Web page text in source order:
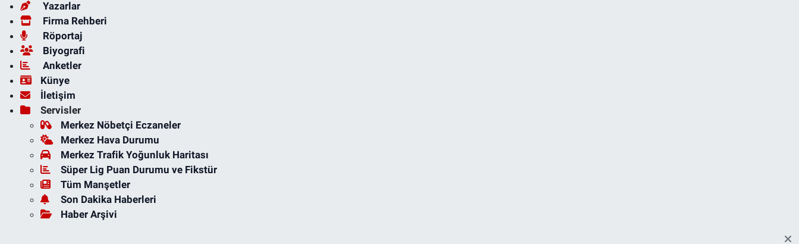
Yazarlar
Firma Rehberi
Röportaj
Biyografi
Anketler
Künye
İletişim
Servisler
Merkez Nöbetçi Eczaneler
Merkez Hava Durumu
Merkez Trafik Yoğunluk Haritası
Süper Lig Puan Durumu ve Fikstür
Tüm Manşetler
Son Dakika Haberleri
Haber Arşivi